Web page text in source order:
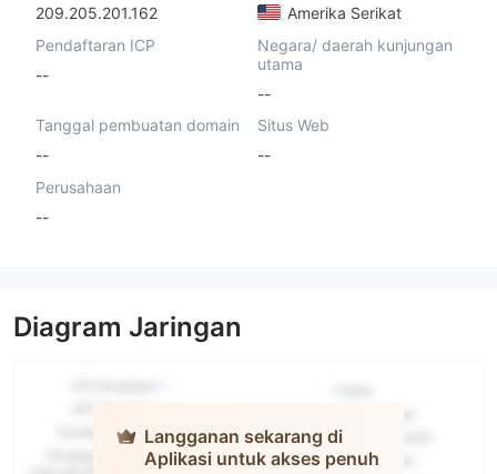
209.205.201.162
Amerika Serikat
Pendaftaran ICP
--
Negara/ daerah kunjungan
utama
--
Tanggal pembuatan domain
--
Situs Web
--
Perusahaan
--
Diagram Jaringan
Langganan sekarang di
Aplikasi untuk akses penuh
BFX